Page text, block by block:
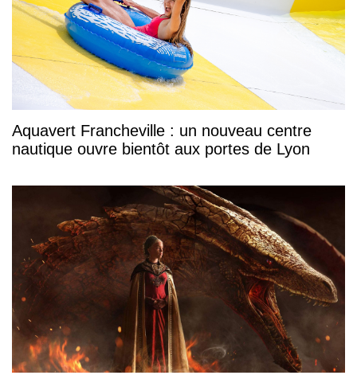
Aquavert Francheville : un nouveau centre
nautique ouvre bientôt aux portes de Lyon